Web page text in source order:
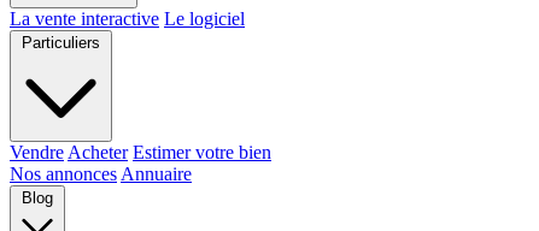
La vente interactive Le logiciel
Particuliers
Vendre Acheter Estimer votre bien
Nos annonces Annuaire
Blog